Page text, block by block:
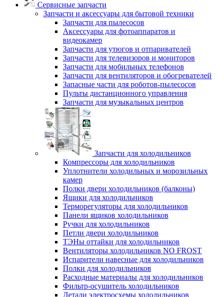
Сервисные запчасти
Запчасти и аксессуары для бытовой техники
Запчасти для пылесосов
Аксессуары для фотоаппаратов и
видеокамер
Запчасти для утюгов и отпаривателей
Запчасти для телевизоров и мониторов
Запчасти для мобильных телефонов
Запчасти для вентиляторов и обогревателей
Запасные части для роботов-пылесосов
Пульты дистанционного управления
Запчасти для музыкальных центров
Запчасти для холодильников
Компрессоры для холодильников
Уплотнители холодильных и морозильных
камер
Полки двери холодильников (балконы)
Ящики для холодильников
Терморегуляторы для холодильников
Панели ящиков холодильников
Ручки для холодильников
Петли двери холодильников
ТЭНы оттайки для холодильников
Вентиляторы холодильников NO FROST
Испарители навесные для холодильников
Полки для холодильников
Расходные материалы для холодильников
Фильтр-осушитель холодильников
Детали электросхемы холодильников